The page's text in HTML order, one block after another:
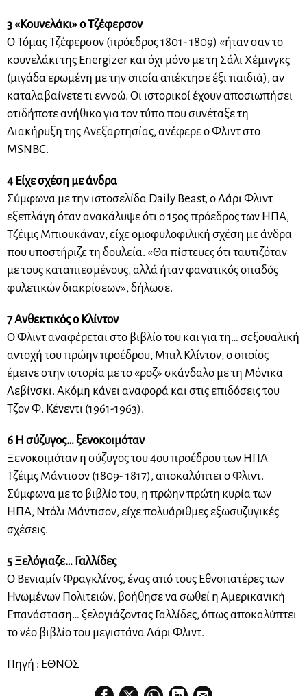
3 «Κουνελάκι» ο Τζέφερσον
Ο Τόμας Τζέφερσον (πρόεδρος 1801- 1809) «ήταν σαν το
κουνελάκι της Energizer και όχι μόνο με τη Σάλι Χέμινγκς
(μιγάδα ερωμένη με την οποία απέκτησε έξι παιδιά), αν
καταλαβαίνετε τι εννοώ. Οι ιστορικοί έχουν αποσιωπήσει
οτιδήποτε ανήθικο για τον τύπο που συνέταξε τη
Διακήρυξη της Ανεξαρτησίας, ανέφερε ο Φλιντ στο
MSNBC.
4 Είχε σχέση με άνδρα
Σύμφωνα με την ιστοσελίδα Daily Beast, ο Λάρι Φλιντ
εξεπλάγη όταν ανακάλυψε ότι ο 15ος πρόεδρος των ΗΠΑ,
Τζέιμς Μπιουκάναν, είχε ομοφυλοφιλική σχέση με άνδρα
που υποστήριζε τη δουλεία. «Θα πίστευες ότι ταυτιζόταν
με τους καταπιεσμένους, αλλά ήταν φανατικός οπαδός
φυλετικών διακρίσεων», δήλωσε.
7 Ανθεκτικός ο Κλίντον
Ο Φλιντ αναφέρεται στο βιβλίο του και για τη… σεξουαλική
αντοχή του πρώην προέδρου, Μπιλ Κλίντον, ο οποίος
έμεινε στην ιστορία με το «ροζ» σκάνδαλο με τη Μόνικα
Λεβίνσκι. Ακόμη κάνει αναφορά και στις επιδόσεις του
Τζον Φ. Κένεντι (1961-1963).
6 Η σύζυγος… ξενοκοιμόταν
Ξενοκοιμόταν η σύζυγος του 4ου προέδρου των ΗΠΑ
Τζέιμς Μάντισον (1809- 1817), αποκαλύπτει ο Φλιντ.
Σύμφωνα με το βιβλίο του, η πρώην πρώτη κυρία των
ΗΠΑ, Ντόλι Μάντισον, είχε πολυάριθμες εξωσυζυγικές
σχέσεις.
5 Ξελόγιαζε… Γαλλίδες
Ο Βενιαμίν Φραγκλίνος, ένας από τους Εθνοπατέρες των
Ηνωμένων Πολιτειών, βοήθησε να σωθεί η Αμερικανική
Επανάσταση… ξελογιάζοντας Γαλλίδες, όπως αποκαλύπτει
το νέο βιβλίο του μεγιστάνα Λάρι Φλιντ.
Πηγή : ΕΘΝΟΣ